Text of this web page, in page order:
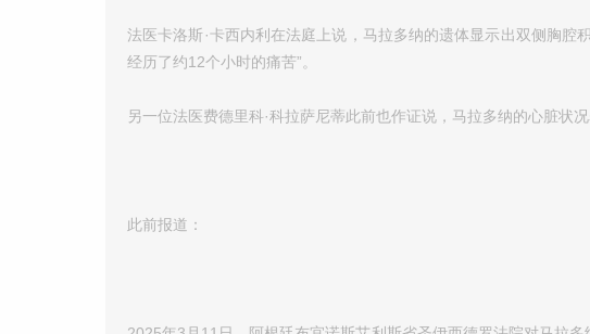
法医卡洛斯·卡西内利在法庭上说，马拉多纳的遗体显示出双侧胸
经历了约12个小时的痛苦”。
另一位法医费德里科·科拉萨尼蒂此前也作证说，马拉多纳的心脏状况
此前报道：